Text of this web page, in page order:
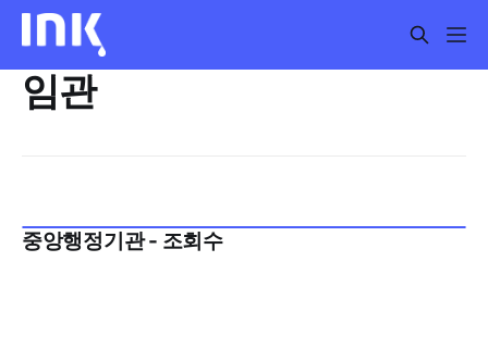
임관
중앙행정기관 - 조회수